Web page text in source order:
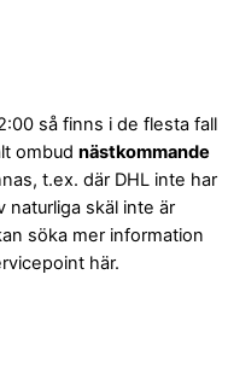
så finns i de flesta fall
ombud nästkommande
t.ex. där DHL inte har
naturliga skäl inte är
söka mer information
här.